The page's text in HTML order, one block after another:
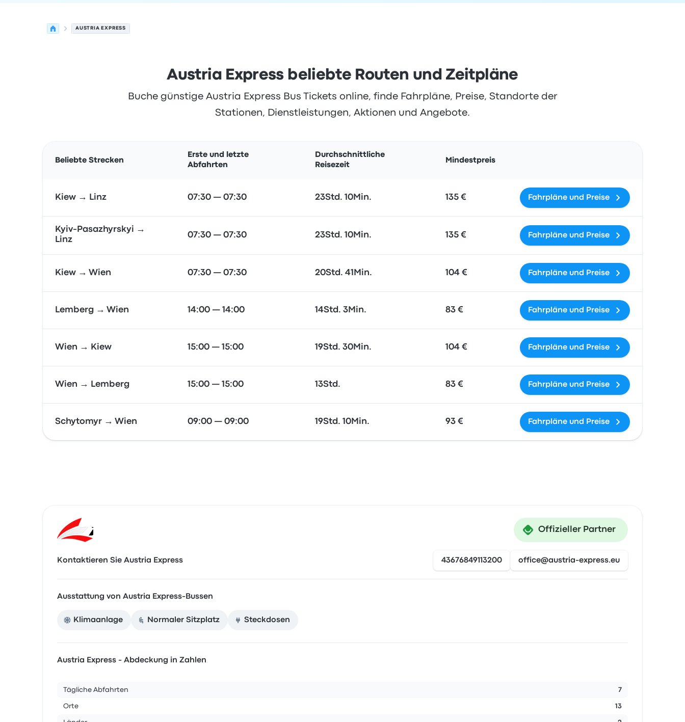
AUSTRIA EXPRESS
Austria Express beliebte Routen und Zeitpläne
Buche günstige Austria Express Bus Tickets online, finde Fahrpläne, Preise, Standorte der
Stationen, Dienstleistungen, Aktionen und Angebote.
Beliebte Strecken
Erste und letzte
Abfahrten
Durchschnittliche
Reisezeit
Mindestpreis
Kiew → Linz 07:30 — 07:30 23Std. 10Min. 135 € Fahrpläne und Preise
Kyiv-Pasazhyrskyi →
Linz
07:30 — 07:30 23Std. 10Min. 135 € Fahrpläne und Preise
Kiew → Wien 07:30 — 07:30 20Std. 41Min. 104 € Fahrpläne und Preise
Lemberg → Wien 14:00 — 14:00 14Std. 3Min. 83 € Fahrpläne und Preise
Wien → Kiew 15:00 — 15:00 19Std. 30Min. 104 € Fahrpläne und Preise
Wien → Lemberg 15:00 — 15:00 13Std. 83 € Fahrpläne und Preise
Schytomyr → Wien 09:00 — 09:00 19Std. 10Min. 93 € Fahrpläne und Preise
Offizieller Partner
Kontaktieren Sie Austria Express 43676849113200 office@austria-express.eu
Ausstattung von Austria Express-Bussen
Klimaanlage Normaler Sitzplatz Steckdosen
Austria Express - Abdeckung in Zahlen
Tägliche Abfahrten 7
Orte 13